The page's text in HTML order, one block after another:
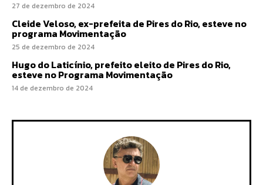
27 de dezembro de 2024
Cleide Veloso, ex-prefeita de Pires do Rio, esteve no
programa Movimentação
25 de dezembro de 2024
Hugo do Laticínio, prefeito eleito de Pires do Rio,
esteve no Programa Movimentação
14 de dezembro de 2024